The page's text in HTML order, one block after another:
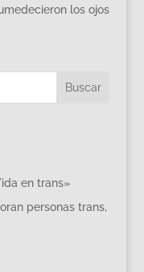
los ojos
en trans»
personas trans,